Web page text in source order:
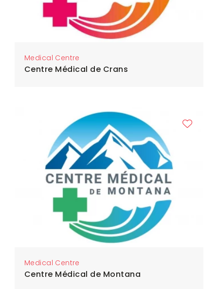
Medical Centre
Centre Médical de Crans
Medical Centre
Centre Médical de Montana